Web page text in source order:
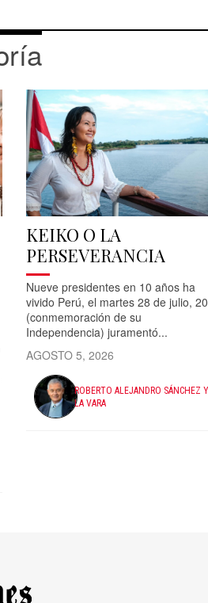
KEIKO O LA
PERSEVERANCIA
Nueve presidentes en 10 años ha
vivido Perú, el martes 28 de julio,
(conmemoración de su
Independencia) juramentó...
AGOSTO 5, 2026
ROBERTO ALEJANDRO SÁNCHEZ
LA VARA